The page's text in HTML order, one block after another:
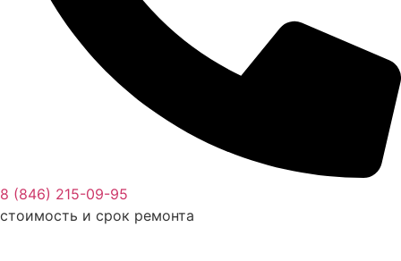
8 (846) 215-09-95
стоимость и срок ремонта